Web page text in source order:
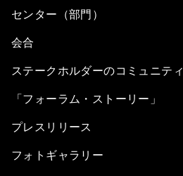
センター（部門）
会合
ステークホルダーのコミュニティ
「フォーラム・ストーリー」
プレスリリース
フォトギャラリー